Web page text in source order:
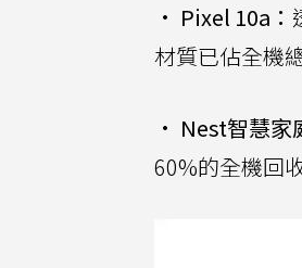
• Pixel 10a：
材質已佔全機
• Nest智慧家
60%的全機回